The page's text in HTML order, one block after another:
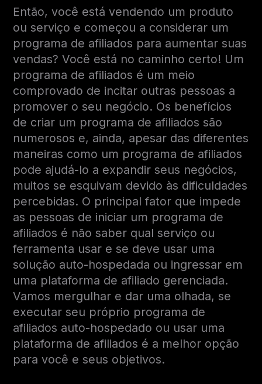
Então, você está vendendo um produto
ou serviço e começou a considerar um
programa de afiliados para aumentar suas
vendas? Você está no caminho certo! Um
programa de afiliados é um meio
comprovado de incitar outras pessoas a
promover o seu negócio. Os benefícios
de criar um programa de afiliados são
numerosos e, ainda, apesar das diferentes
maneiras como um programa de afiliados
pode ajudá-lo a expandir seus negócios,
muitos se esquivam devido às dificuldades
percebidas. O principal fator que impede
as pessoas de iniciar um programa de
afiliados é não saber qual serviço ou
ferramenta usar e se deve usar uma
solução auto-hospedada ou ingressar em
uma plataforma de afiliado gerenciada.
Vamos mergulhar e dar uma olhada, se
executar seu próprio programa de
afiliados auto-hospedado ou usar uma
plataforma de afiliados é a melhor opção
para você e seus objetivos.